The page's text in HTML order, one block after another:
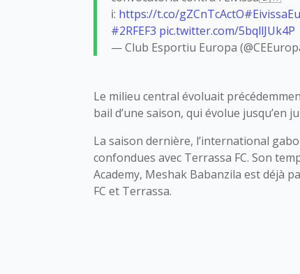
ℹ️: https://t.co/gZCnTcActO
#2RFEF3 pic.twitter.com/5bqllJUk4P
— Club Esportiu Europa
Le milieu central évoluait
bail d’une saison, qui évolue jusqu’en
La saison dernière, l’international
confondues avec Terrassa FC. Son
Academy, Meshak Babanzila est déjà
FC et Terrassa.